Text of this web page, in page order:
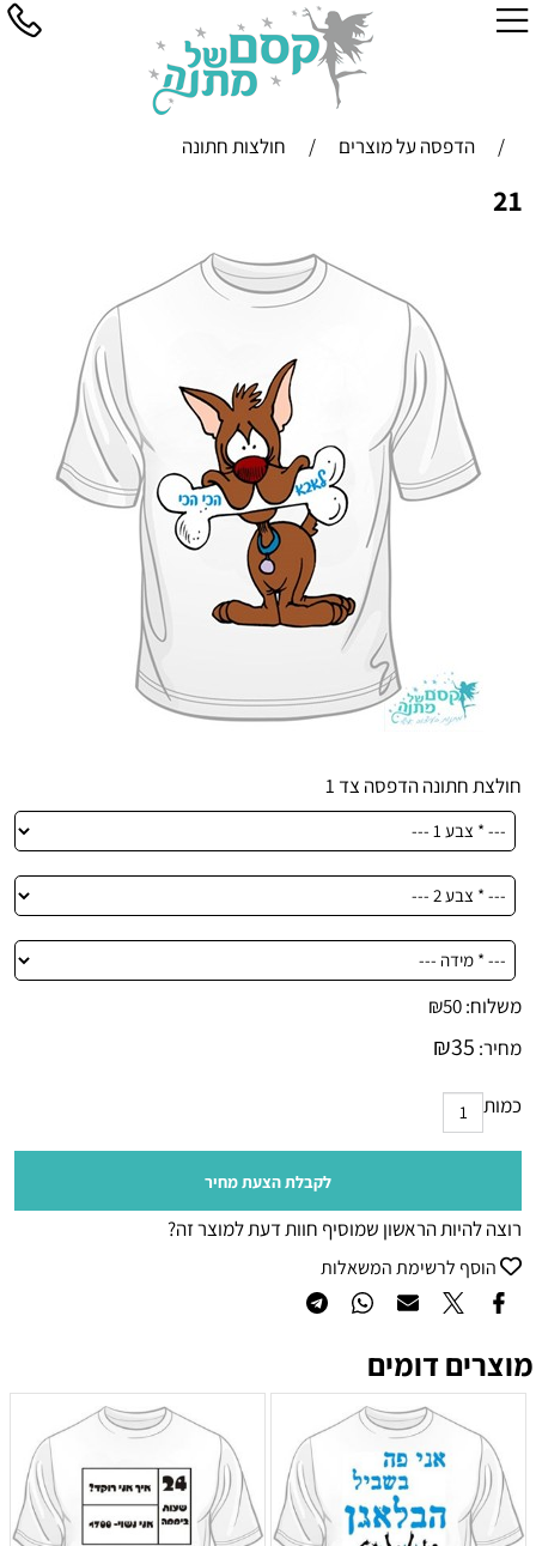
/ הדפסה על מוצרים / חולצות חתונה
21
חולצת חתונה הדפסה צד 1
משלוח: ₪50
מחיר:
₪35
כמות
לקבלת הצעת מחיר
רוצה להיות הראשון שמוסיף חוות דעת למוצר זה?
הוסף לרשימת המשאלות
מוצרים דומים